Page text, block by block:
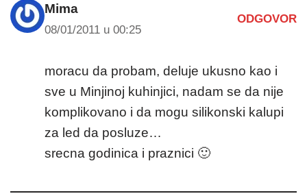
Mima
08/01/2011 u 00:25
ODGOVOR
moracu da probam, deluje ukusno kao i
sve u Minjinoj kuhinjici, nadam se da nije
komplikovano i da mogu silikonski kalupi
za led da posluze…
srecna godinica i praznici 🙂